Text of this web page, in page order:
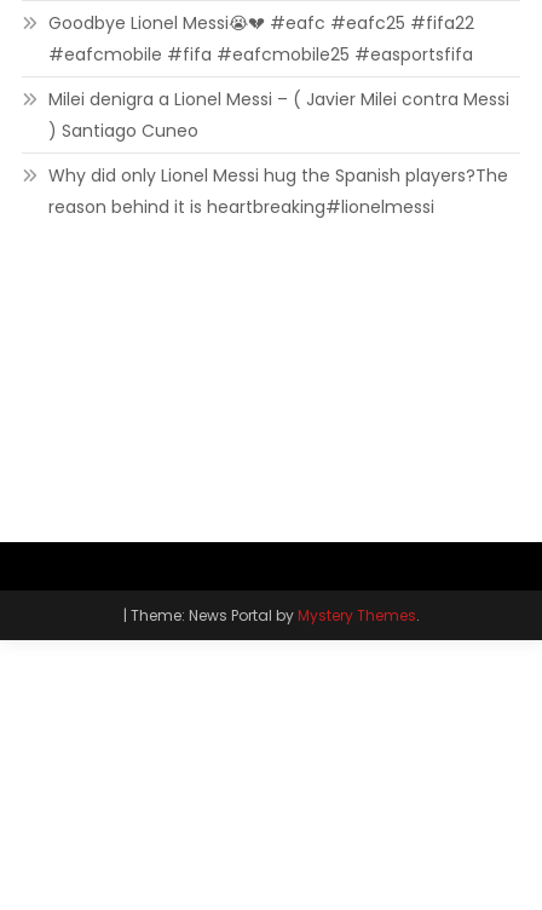
Goodbye Lionel Messi😭💔 #eafc #eafc25 #fifa22
#eafcmobile #fifa #eafcmobile25 #easportsfifa
Milei denigra a Lionel Messi – ( Javier Milei contra Messi
) Santiago Cuneo
Why did only Lionel Messi hug the Spanish players?The
reason behind it is heartbreaking#lionelmessi
| Theme: News Portal byMystery Themes.